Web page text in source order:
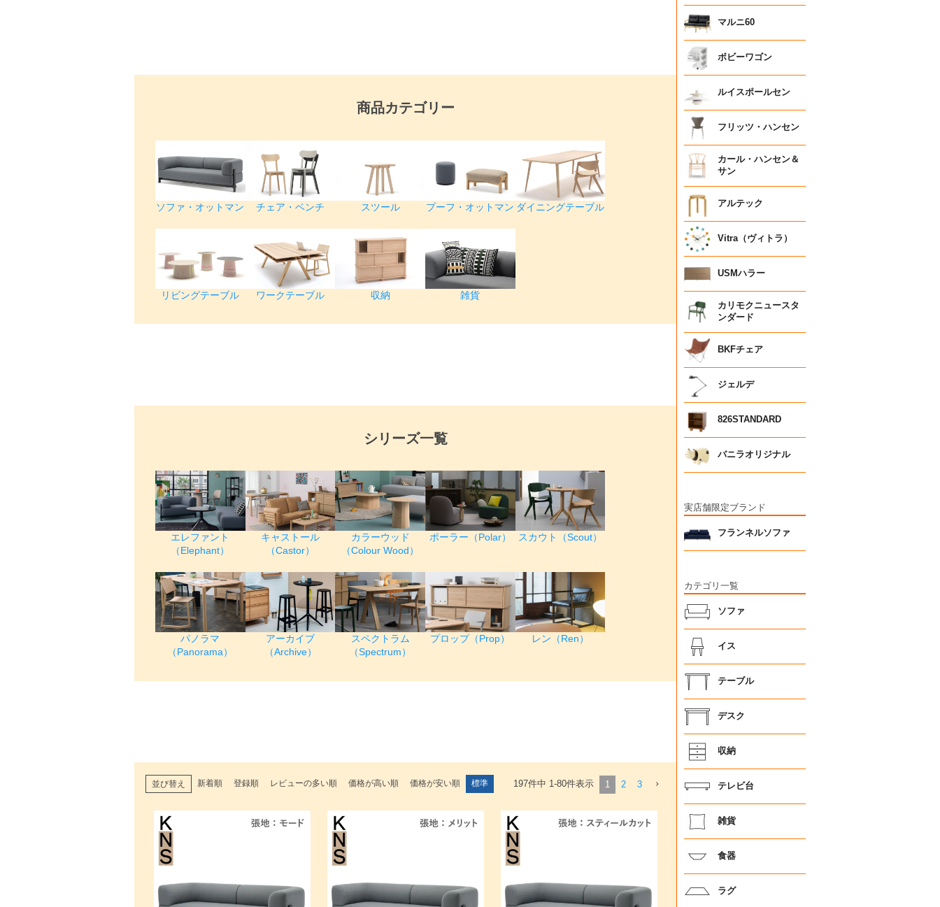
商品カテゴリー
ソファ・オットマン チェア・ベンチ スツール プーフ・オットマン ダイニングテーブル
リビングテーブル ワークテーブル 収納 雑貨
シリーズ一覧
エレファント
（Elephant）
キャストール
（Castor）
カラーウッド
（Colour Wood）
ポーラー（Polar） スカウト（Scout）
パノラマ
（Panorama）
アーカイブ
（Archive）
スペクトラム
（Spectrum）
プロップ（Prop） レン（Ren）
並び替え 新着順 登録順 レビューの多い順 価格が高い順 価格が安い順 標準 197件中 1-80件表示 1 2 3
マルニ60
ボビーワゴン
ルイスポールセン
フリッツ・ハンセン
カール・ハンセン＆
サン
アルテック
Vitra（ヴィトラ）
USMハラー
カリモクニュースタ
ンダード
BKFチェア
ジェルデ
826STANDARD
バニラオリジナル
実店舗限定ブランド
フランネルソファ
カテゴリ一覧
ソファ
イス
テーブル
デスク
収納
テレビ台
雑貨
食器
ラグ